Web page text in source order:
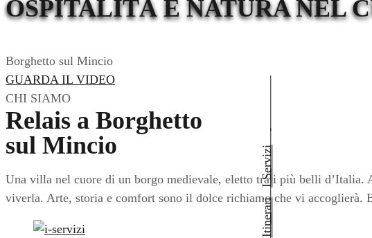
OSPITALITÀ E NATURA NEL
Borghetto sul Mincio
GUARDA IL VIDEO
CHI SIAMO
Relais a Borghetto
sul Mincio
Una villa nel cuore di un borgo medievale, eletto tra i più belli d’Italia.
viverla. Arte, storia e comfort sono il dolce richiamo che vi accoglierà.
I Servizi
Itinerari